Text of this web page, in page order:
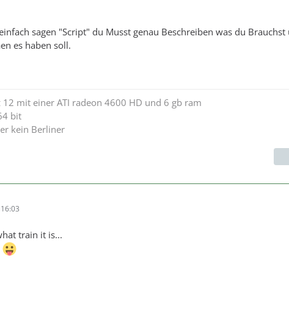
sagen "Script" du Musst genau Beschreiben was du Brauchst
es haben soll.
12 mit einer ATI radeon 4600 HD und 6 gb ram
bit
kein Berliner
train it is...